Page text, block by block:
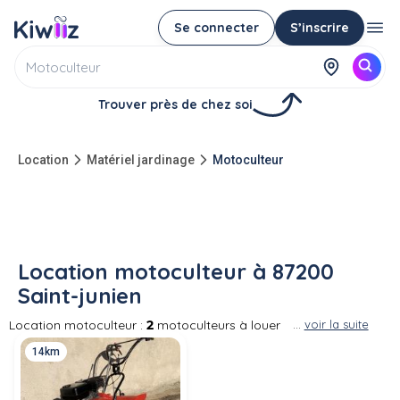
Se connecter S’inscrire
Trouver près de chez soi
Location Matériel jardinage Motoculteur
Location motoculteur à 87200
Saint-junien
Location motoculteur : 2 motoculteurs à louer
entre particuliers à 87200 Saint-junien Louer un
motoculteur de particulier à particulier vous
permettra de retourner la terre pour un
engazonnement ou pour préparer votre jardin
voir la suite
14km